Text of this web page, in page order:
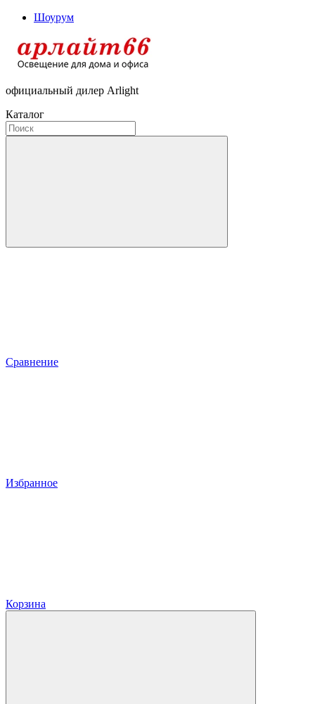
Шоурум
официальный дилер Arlight
Каталог
Сравнение
Избранное
Корзина